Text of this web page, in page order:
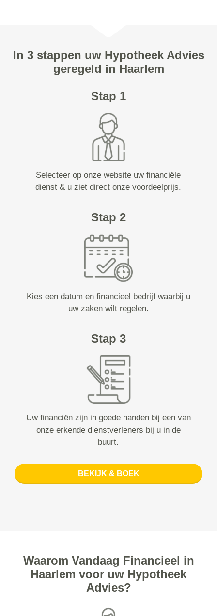
In 3 stappen uw Hypotheek Advies
geregeld in Haarlem
Stap 1
Selecteer op onze website uw financiële
dienst & u ziet direct onze voordeelprijs.
Stap 2
Kies een datum en financieel bedrijf waarbij u
uw zaken wilt regelen.
Stap 3
Uw financiën zijn in goede handen bij een van
onze erkende dienstverleners bij u in de
buurt.
BEKIJK & BOEK
Waarom Vandaag Financieel in
Haarlem voor uw Hypotheek
Advies?